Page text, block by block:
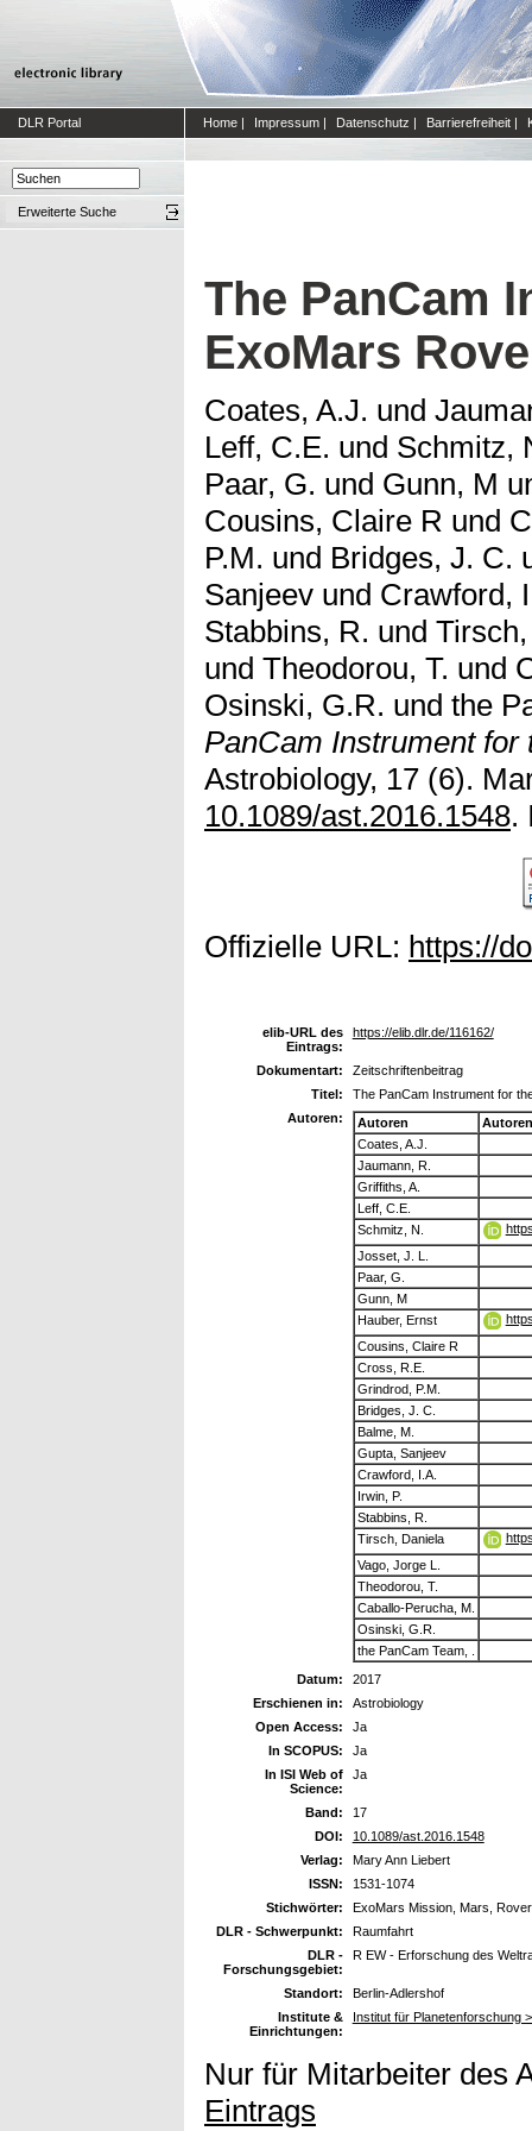
DLR Portal Home | Impressum | Datenschutz | Barrierefreiheit |
Erweiterte Suche
The PanCam
ExoMars
Coates, A.J. und
Leff, C.E. und Schmitz,
Paar, G. und Gunn, M
Cousins, Claire R und
P.M. und Bridges, J. C.
Sanjeev und Crawford,
Stabbins, R. und
und Theodorou, T. und
Osinski, G.R. und the
PanCam Instrument for
Astrobiology, 17 (6).
10.1089/ast.2016.1548.
Offizielle URL: https://
elib-URL des
Eintrags:
https://elib.dlr.de/116162/
Dokumentart:
Zeitschriftenbeitrag
Titel:
The PanCam Instrument for
Autoren:
Autoren
Coates, A.J.
Jaumann, R.
Griffiths, A.
Leff, C.E.
Schmitz, N.
Josset, J. L.
Paar, G.
Gunn, M
Hauber, Ernst
Cousins, Claire R
Cross, R.E.
Grindrod, P.M.
Bridges, J. C.
Balme, M.
Gupta, Sanjeev
Crawford, I.A.
Irwin, P.
Stabbins, R.
Tirsch, Daniela
Vago, Jorge L.
Theodorou, T.
Caballo-Perucha, M.
Osinski, G.R.
the PanCam Team, .
Datum:
2017
Erschienen in:
Astrobiology
Open Access:
Ja
In SCOPUS:
Ja
In ISI Web of
Science:
Ja
Band:
17
DOI:
10.1089/ast.2016.1548
Verlag:
Mary Ann Liebert
ISSN:
1531-1074
Stichwörter:
ExoMars Mission, Mars,
DLR - Schwerpunkt:
Raumfahrt
DLR -
Forschungsgebiet:
R EW - Erforschung des
Standort:
Berlin-Adlershof
Institute &
Einrichtungen:
Institut für Planetenforschung
Nur für Mitarbeiter des
Eintrags